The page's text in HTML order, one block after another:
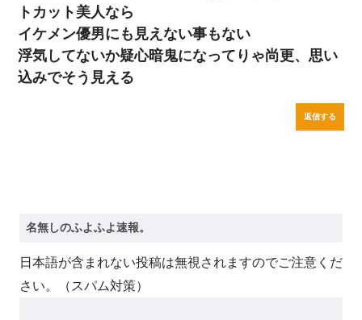
トカット美人なら
イケメン優男にも見えない事もない
浮気してないか疑心暗鬼になってりゃ尚更、思い
込みでそう見える
返信する
日本語が含まれない投稿は無視されますのでご注意くだ
さい。（スパム対策）